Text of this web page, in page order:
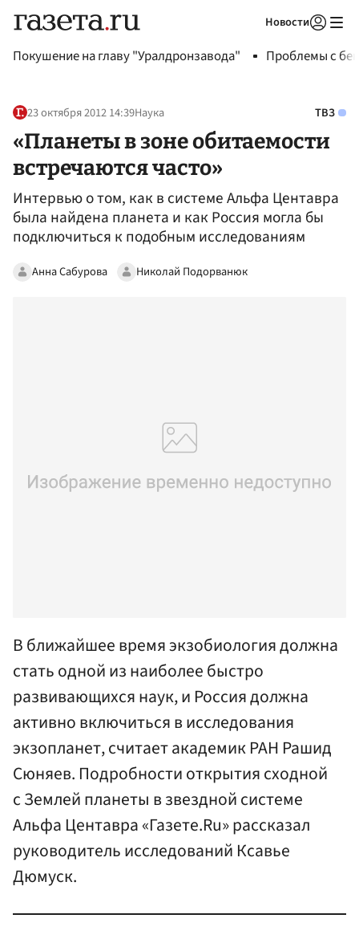
Новости
Покушение на главу "Уралдронзавода" Проблемы с
23 октября 2012 14:39Наука ТВЗ
«Планеты в зоне обитаемости
встречаются часто»
Интервью о том, как в системе Альфа Центавра
была найдена планета и как Россия могла бы
подключиться к подобным исследованиям
Анна Сабурова Николай Подорванюк
В ближайшее время экзобиология должна
стать одной из наиболее быстро
развивающихся наук, и Россия должна
активно включиться в исследования
экзопланет, считает академик РАН Рашид
Сюняев. Подробности открытия сходной
с Землей планеты в звездной системе
Альфа Центавра «Газете.Ru» рассказал
руководитель исследований Ксавье
Дюмуск.